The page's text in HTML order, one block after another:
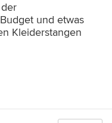
und etwas
Kleiderstangen